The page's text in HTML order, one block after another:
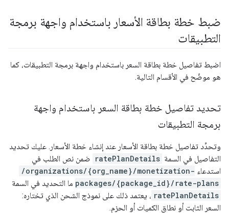
ضبط خطة بطاقة الأسعار باستخدام واجهة برمجة
التطبيقات
اضبط تفاصيل خطة بطاقة السعر باستخدام واجهة برمجة التطبيقات، كما
هو موضّح في الأقسام التالية.
تحديد تفاصيل خطة بطاقة السعر باستخدام واجهة
برمجة التطبيقات
وتحدِّد تفاصيل خطة بطاقة الأسعار عند إنشاء خطة الأسعار. عليك تحديد
التفاصيل في السمة ratePlanDetails ضمن نص الطلب في
استدعاء /organizations/{org_name}/monetization-
packages/{package_id}/rate-plans ما التحديد في السمة
ratePlanDetails ، يعتمد ذلك على نموذج الشحن الذي تختاره:
السعر الثابت أو نطاق الكميات أو الحزم.